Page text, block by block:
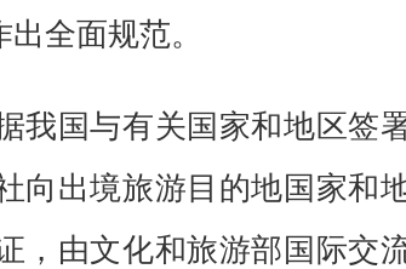
全面规范。
国与有关国家和地区签
向出境旅游目的地国家和
，由文化和旅游部国际交